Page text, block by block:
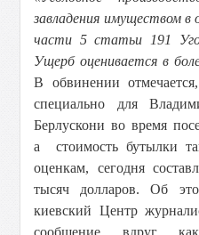
завладения имуществом в
части 5 статьи 191
Ущерб оценивается в
В обвинении
специально для
Берлускони во время
а стоимость бутылки
оценкам, сегодня
тысяч долларов. Об
киевский Центр
сообщение вдруг